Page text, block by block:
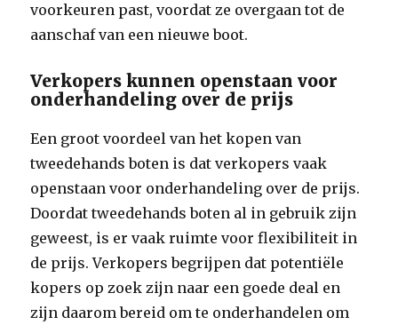
voorkeuren past, voordat ze overgaan tot de
aanschaf van een nieuwe boot.
Verkopers kunnen openstaan voor
onderhandeling over de prijs
Een groot voordeel van het kopen van
tweedehands boten is dat verkopers vaak
openstaan voor onderhandeling over de prijs.
Doordat tweedehands boten al in gebruik zijn
geweest, is er vaak ruimte voor flexibiliteit in
de prijs. Verkopers begrijpen dat potentiële
kopers op zoek zijn naar een goede deal en
zijn daarom bereid om te onderhandelen om